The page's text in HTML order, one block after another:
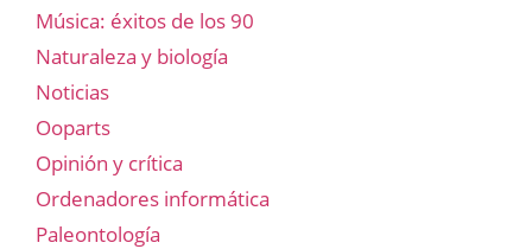
Música: éxitos de los 90
Naturaleza y biología
Noticias
Ooparts
Opinión y crítica
Ordenadores informática
Paleontología